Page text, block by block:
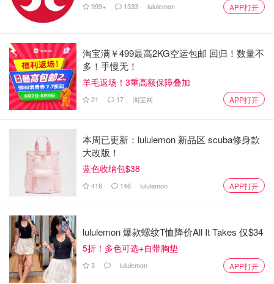
999+ 1333 lululemon APP打开
淘宝满￥499最高2KG空运包邮 回归！数量不
多！手慢无！
羊毛返场！3重高额保障叠加
21 17 淘宝网 APP打开
本周已更新：lululemon 新品区 scuba修身款
大改版！
蓝色收纳包$38
416 146 lululemon APP打开
lululemon 爆款螺纹T恤降价All It Takes 仅$34
5折！多色可选+自带胸垫
3 lululemon APP打开